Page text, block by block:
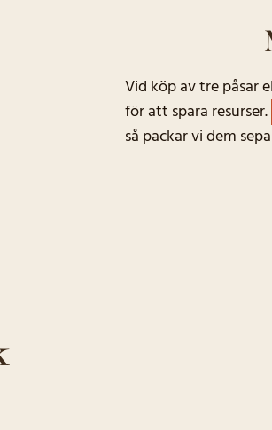
Vid köp av tre påsar
för att spara resurser.
så packar vi dem